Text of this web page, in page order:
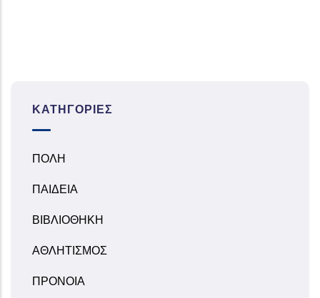
ΚΑΤΗΓΟΡΊΕΣ
ΠΟΛΗ
ΠΑΙΔΕΙΑ
ΒΙΒΛΙΟΘΗΚΗ
ΑΘΛΗΤΙΣΜΟΣ
ΠΡΟΝΟΙΑ